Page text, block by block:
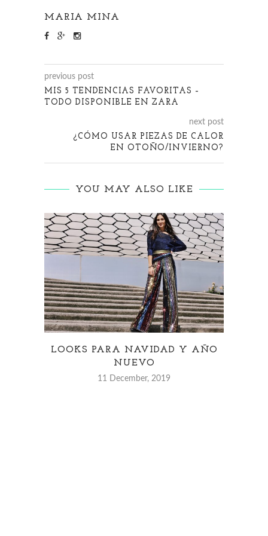
MARIA MINA
previous post
MIS 5 TENDENCIAS FAVORITAS –
TODO DISPONIBLE EN ZARA
next post
¿CÓMO USAR PIEZAS DE CALOR
EN OTOÑO/INVIERNO?
YOU MAY ALSO LIKE
LOOKS PARA NAVIDAD Y AÑO
NUEVO
11 December, 2019